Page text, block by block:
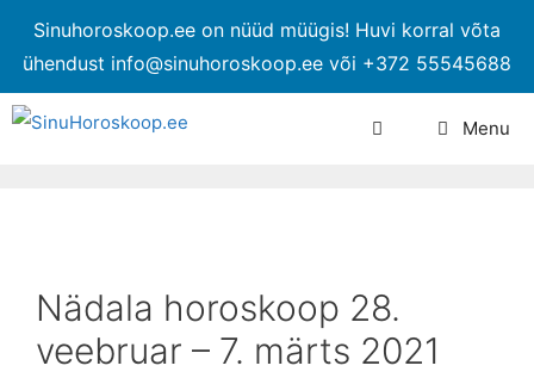
Sinuhoroskoop.ee on nüüd müügis! Huvi korral võta
ühendust info@sinuhoroskoop.ee või +372 55545688
Menu
Nädala horoskoop 28.
veebruar – 7. märts 2021